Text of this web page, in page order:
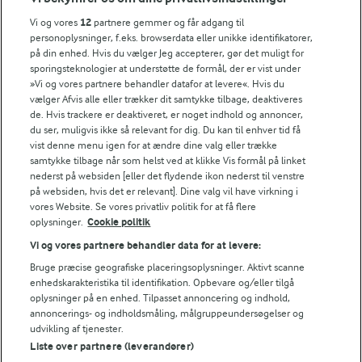
FarmAhead™ Check rapport
Andelshaverinfo: Mælkepris
Fødevarestyrelsens smiley-rapporter for Arla Foods
Fødevarestyrelsens smiley-rapporter for Jörd
Fødevarestyrelsens smiley-rapporter for Lurpak PB
Følg
© 2026 Arla Foods
Vælg en anden cookies
Vi og vores 12 partnere gemmer og får adgang til
personoplysninger, f.eks. browserdata eller unikke identifikatorer,
på din enhed. Hvis du vælger Jeg accepterer, gør det muligt for
sporingsteknologier at understøtte de formål, der er vist under
»Vi og vores partnere behandler datafor at levere«. Hvis du
vælger Afvis alle eller trækker dit samtykke tilbage, deaktiveres
de. Hvis trackere er deaktiveret, er noget indhold og annoncer,
du ser, muligvis ikke så relevant for dig. Du kan til enhver tid få
vist denne menu igen for at ændre dine valg eller trække
samtykke tilbage når som helst ved at klikke Vis formål på linket
nederst på websiden [eller det flydende ikon nederst til venstre
på websiden, hvis det er relevant]. Dine valg vil have virkning i
vores Website. Se vores privatliv politik for at få flere
oplysninger. Cookie politik
Vi og vores partnere behandler data for at levere:
Bruge præcise geografiske placeringsoplysninger. Aktivt scanne
enhedskarakteristika til identifikation. Opbevare og/eller tilgå
oplysninger på en enhed. Tilpasset annoncering og indhold,
annoncerings- og indholdsmåling, målgruppeundersøgelser og
udvikling af tjenester.
Liste over partnere (leverandører)